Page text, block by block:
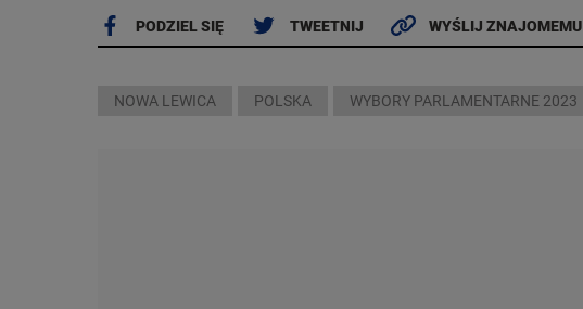
PODZIEL SIĘ TWEETNIJ WYŚLIJ ZNAJOMEMU
NOWA LEWICA POLSKA WYBORY PARLAMENTARNE 2023